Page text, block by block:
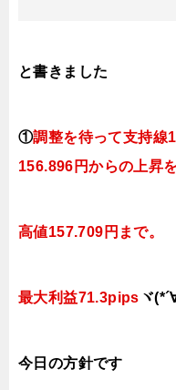
と書きました
①調整を待って支持線
156.896円からの上昇
高値157.709円まで。
最大利益71.3pips ヾ
今日 の方針です